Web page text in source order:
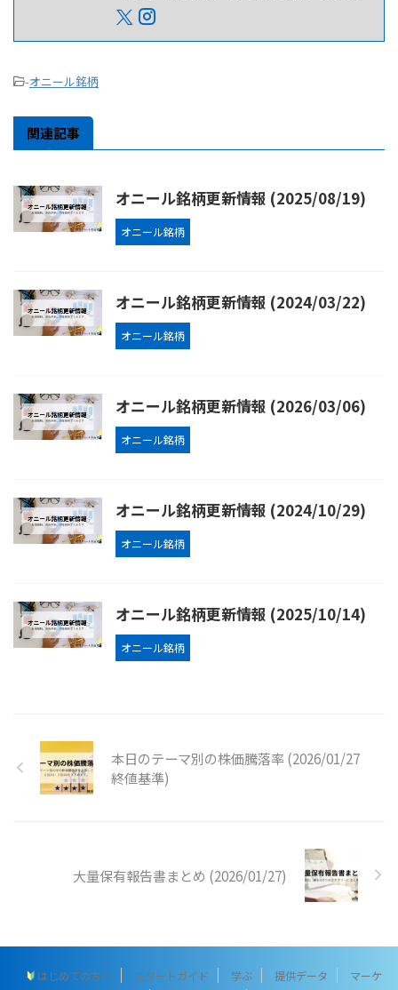
-オニール銘柄
関連記事
オニール銘柄更新情報 (2025/08/19)
オニール銘柄
オニール銘柄更新情報 (2024/03/22)
オニール銘柄
オニール銘柄更新情報 (2026/03/06)
オニール銘柄
オニール銘柄更新情報 (2024/10/29)
オニール銘柄
オニール銘柄更新情報 (2025/10/14)
オニール銘柄
本日のテーマ別の株価騰落率 (2026/01/27
終値基準)
大量保有報告書まとめ (2026/01/27)
はじめての方へ スタートガイド 学ぶ 提供データ
マーケ